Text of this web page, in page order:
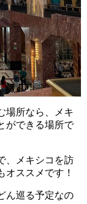
場所なら、メキ
ができる場所で
、メキシコを訪
ススメです！
ん巡る予定なの